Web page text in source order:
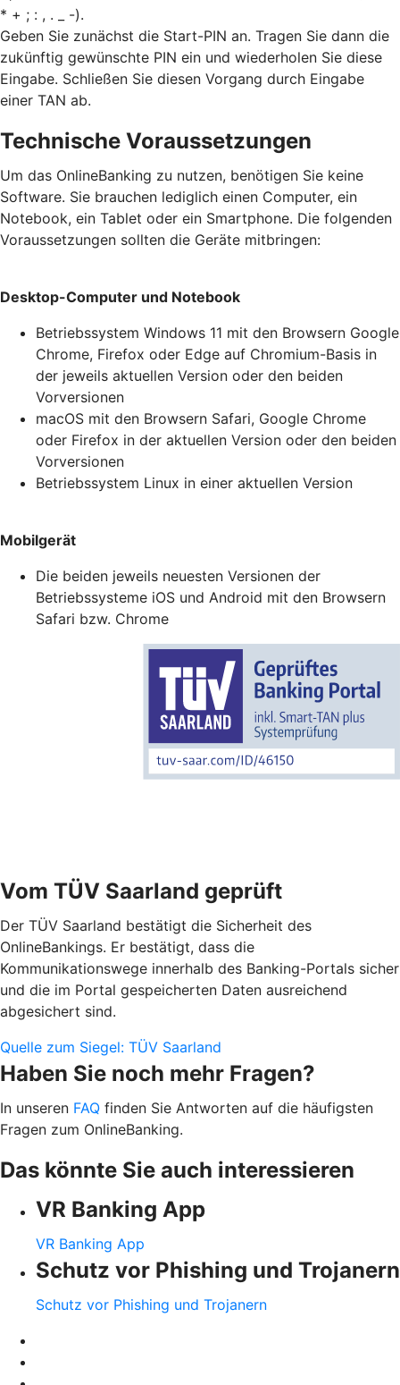
* + ; : , . _ -).
Geben Sie zunächst die Start-PIN an. Tragen Sie dann die
zukünftig gewünschte PIN ein und wiederholen Sie diese
Eingabe. Schließen Sie diesen Vorgang durch Eingabe
einer TAN ab.
Technische Voraussetzungen
Um das OnlineBanking zu nutzen, benötigen Sie keine
Software. Sie brauchen lediglich einen Computer, ein
Notebook, ein Tablet oder ein Smartphone. Die folgenden
Voraussetzungen sollten die Geräte mitbringen:
Desktop-Computer und Notebook
Betriebssystem Windows 11 mit den Browsern Google
Chrome, Firefox oder Edge auf Chromium-Basis in
der jeweils aktuellen Version oder den beiden
Vorversionen
macOS mit den Browsern Safari, Google Chrome
oder Firefox in der aktuellen Version oder den beiden
Vorversionen
Betriebssystem Linux in einer aktuellen Version
Mobilgerät
Die beiden jeweils neuesten Versionen der
Betriebssysteme iOS und Android mit den Browsern
Safari bzw. Chrome
Vom TÜV Saarland geprüft
Der TÜV Saarland bestätigt die Sicherheit des
OnlineBankings. Er bestätigt, dass die
Kommunikationswege innerhalb des Banking-Portals sicher
und die im Portal gespeicherten Daten ausreichend
abgesichert sind.
Quelle zum Siegel: TÜV Saarland
Haben Sie noch mehr Fragen?
In unseren FAQ finden Sie Antworten auf die häufigsten
Fragen zum OnlineBanking.
Das könnte Sie auch interessieren
VR Banking App
VR Banking App
Schutz vor Phishing und Trojanern
Schutz vor Phishing und Trojanern